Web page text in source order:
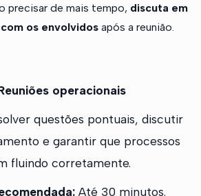
precisar de mais tempo, discuta em
os envolvidosapós a reunião.
operacionais
questões pontuais, discutir
e garantir que processos
fluindo corretamente.
Até 30 minutos.